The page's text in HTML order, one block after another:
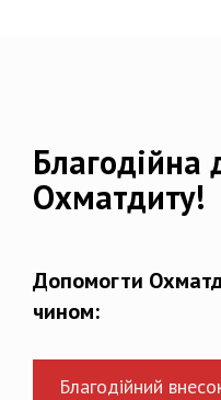
Благодійна
Охматдиту!
Допомогти
чином:
Благодійний